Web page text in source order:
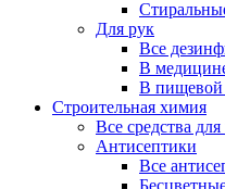
Для рук
Все
В
В пищевой
Строительная химия
Все средства
Антисептики
Все